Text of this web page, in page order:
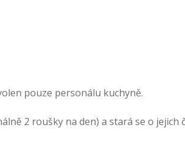
pouze personálu kuchyně.
2 roušky na den) a stará se o jejich